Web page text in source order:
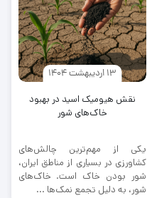
13 اردیبهشت 1404
نقش هیومیک اسید در بهبود
خاک‌های شور
یکی از مهم‌ترین چالش‌های
کشاورزی در بسیاری از مناطق ایران،
شور بودن خاک است. خاک‌های
شور، به دلیل تجمع نمک‌ها ...